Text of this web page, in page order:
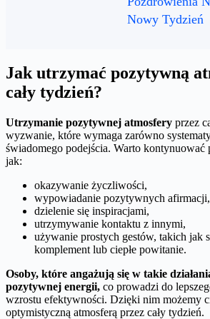
Nowy Tydzień
Jak utrzymać pozytywną
cały tydzień?
Utrzymanie pozytywnej atmosfery przez
wyzwanie, które wymaga zarówno
świadomego podejścia. Warto kontynuować
jak:
okazywanie życzliwości,
wypowiadanie pozytywnych afirmacji,
dzielenie się inspiracjami,
utrzymywanie kontaktu z innymi,
używanie prostych gestów, takich jak
komplement lub ciepłe powitanie.
Osoby, które angażują się w takie
pozytywnej energii, co prowadzi do
wzrostu efektywności. Dzięki nim możemy
optymistyczną atmosferą przez cały tydzień.